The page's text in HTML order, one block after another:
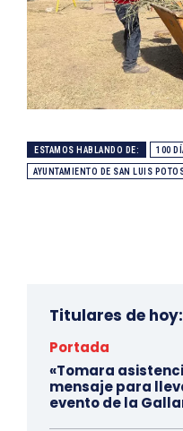
ESTAMOS HABLANDO DE: 100
AYUNTAMIENTO DE SAN LUIS
Titulares de hoy:
Portada
«Tomara
mensaje para
evento de la